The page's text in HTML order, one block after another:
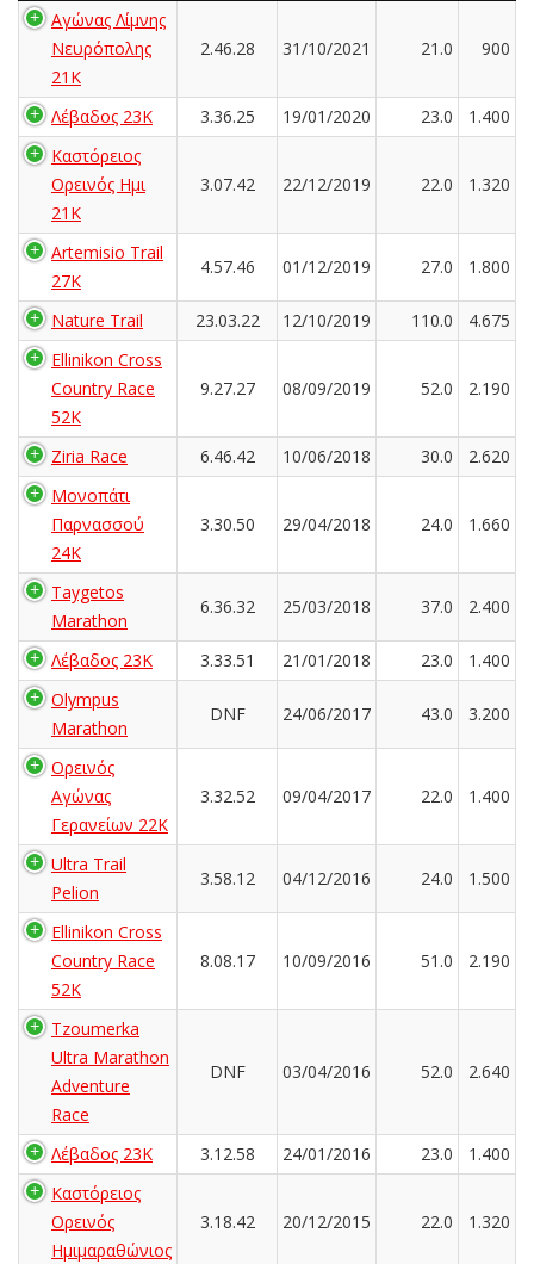
Αγώνας Λίμνης
Νευρόπολης
21Κ
2.46.28 31/10/2021 21.0 900
Λέβαδος 23Κ 3.36.25 19/01/2020 23.0
1.400
Καστόρειος
Ορεινός Ημι
21Κ
3.07.42 22/12/2019 22.0 1.320
Artemisio Trail
27K
4.57.46 01/12/2019 27.0 1.800
Nature Trail 23.03.22 12/10/2019 110.0
4.675
Ellinikon Cross
Country Race
52K
9.27.27 08/09/2019 52.0 2.190
Ziria Race 6.46.42 10/06/2018 30.0
2.620
Μονοπάτι
Παρνασσού
24K
3.30.50 29/04/2018 24.0 1.660
Taygetos
Marathon
6.36.32 25/03/2018 37.0 2.400
Λέβαδος 23Κ 3.33.51 21/01/2018 23.0
1.400
Olympus
Marathon
DNF 24/06/2017 43.0 3.200
Ορεινός
Αγώνας
Γερανείων 22Κ
3.32.52 09/04/2017 22.0 1.400
Ultra Trail
Pelion
3.58.12 04/12/2016 24.0 1.500
Ellinikon Cross
Country Race
52K
8.08.17 10/09/2016 51.0 2.190
Tzoumerka
Ultra Marathon
Adventure
Race
DNF 03/04/2016 52.0 2.640
Λέβαδος 23Κ 3.12.58 24/01/2016 23.0
1.400
Καστόρειος
Ορεινός
Ημιμαραθώνιος
3.18.42 20/12/2015 22.0 1.320